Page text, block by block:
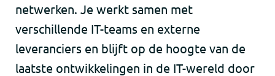
netwerken. Je werkt samen met
verschillende IT-teams en externe
leveranciers en blijft op de hoogte van de
laatste ontwikkelingen in de IT-wereld door